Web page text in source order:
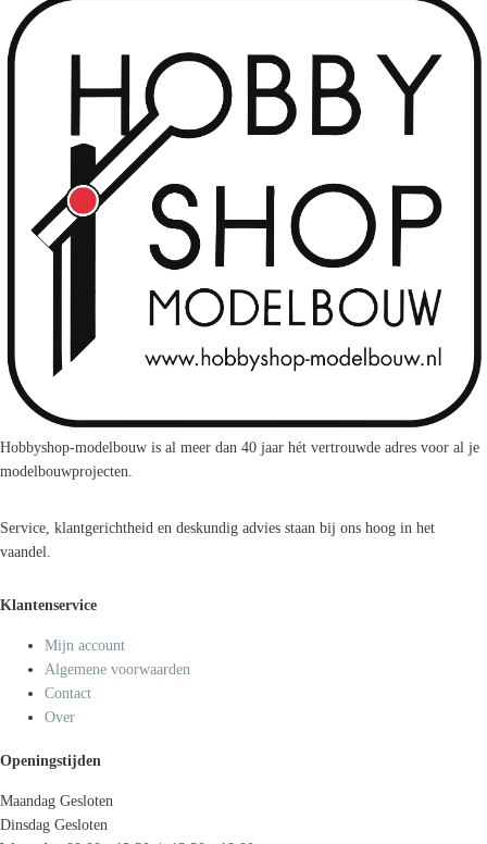
Hobbyshop-modelbouw is al meer dan 40 jaar hét vertrouwde adres voor al je
modelbouwprojecten.
Service, klantgerichtheid en deskundig advies staan bij ons hoog in het
vaandel.
Klantenservice
Mijn account
Algemene voorwaarden
Contact
Over
Openingstijden
Maandag Gesloten
Dinsdag Gesloten